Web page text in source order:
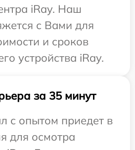
iRay. Наш
с Вами для
и сроков
устройства iRay.
за 35 минут
с опытом приедет в
для осмотра